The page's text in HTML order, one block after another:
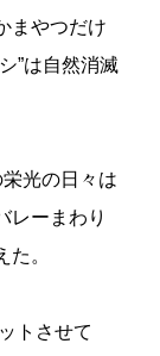
まやつだけ
”は自然消滅
光の日々は
レーまわり
。
トさせて